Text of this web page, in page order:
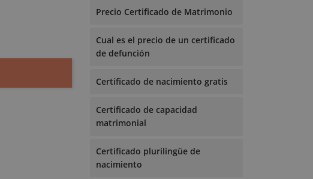
Precio Certificado de Matrimonio
Cual es el precio de un certificado
de defunción
Certificado de nacimiento gratis
Certificado de capacidad
matrimonial
Certificado plurilingüe de
nacimiento